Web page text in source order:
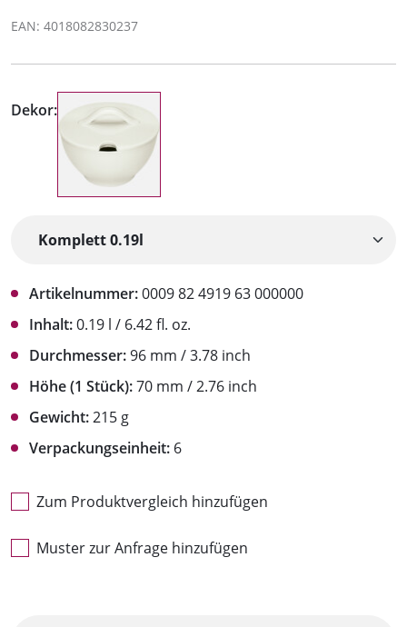
EAN: 4018082830237
Dekor:
Artikelnummer:0009 82 4919 63 000000
Inhalt:0.19 l / 6.42 fl. oz.
Durchmesser:96 mm / 3.78 inch
Höhe (1 Stück):70 mm / 2.76 inch
Gewicht:215 g
Verpackungseinheit: 6
Zum Produktvergleich hinzufügen
Muster zur Anfrage hinzufügen